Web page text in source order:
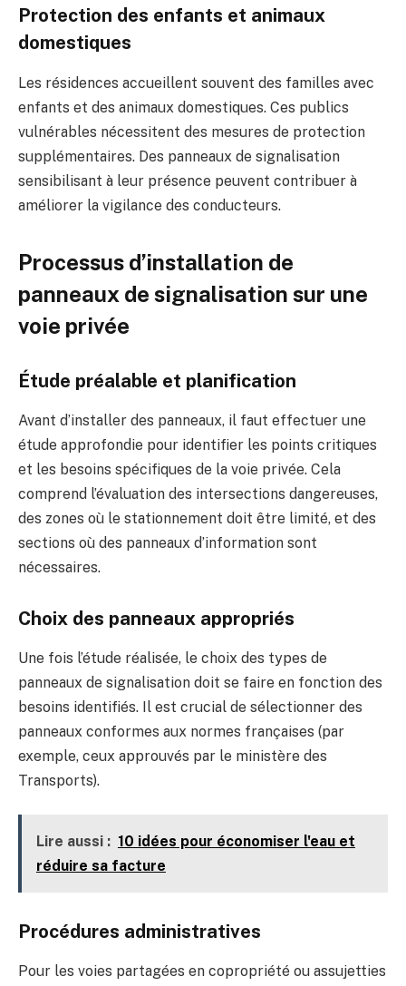
Protection des enfants et animaux
domestiques
Les résidences accueillent souvent des familles avec
enfants et des animaux domestiques. Ces publics
vulnérables nécessitent des mesures de protection
supplémentaires. Des panneaux de signalisation
sensibilisant à leur présence peuvent contribuer à
améliorer la vigilance des conducteurs.
Processus d’installation de
panneaux de signalisation sur une
voie privée
Étude préalable et planification
Avant d’installer des panneaux, il faut effectuer une
étude approfondie pour identifier les points critiques
et les besoins spécifiques de la voie privée. Cela
comprend l’évaluation des intersections dangereuses,
des zones où le stationnement doit être limité, et des
sections où des panneaux d’information sont
nécessaires.
Choix des panneaux appropriés
Une fois l’étude réalisée, le choix des types de
panneaux de signalisation doit se faire en fonction des
besoins identifiés. Il est crucial de sélectionner des
panneaux conformes aux normes françaises (par
exemple, ceux approuvés par le ministère des
Transports).
Lire aussi : 10 idées pour économiser l'eau et
réduire sa facture
Procédures administratives
Pour les voies partagées en copropriété ou assujetties